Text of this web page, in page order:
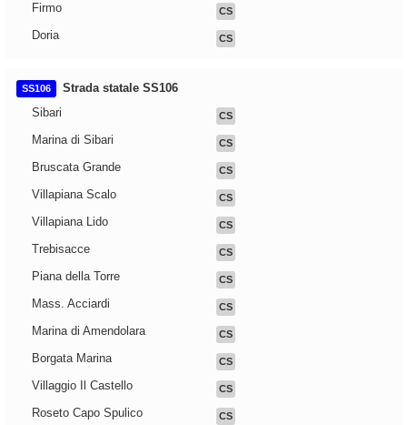
Firmo CS
Doria CS
SS106
Strada statale SS106
Sibari
CS
Marina di Sibari CS
Bruscata Grande CS
Villapiana Scalo CS
Villapiana Lido CS
Trebisacce CS
Piana della Torre CS
Mass. Acciardi CS
Marina di Amendolara CS
Borgata Marina CS
Villaggio Il Castello CS
Roseto Capo Spulico CS